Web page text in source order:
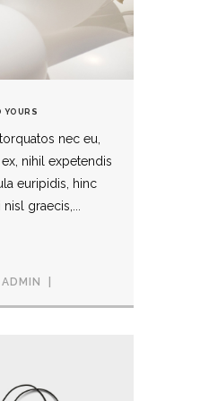
YOURS
nec eu,
nihil expetendis
euripidis, hinc
graecis,...
ADMIN